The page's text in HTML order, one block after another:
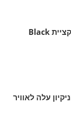
אפל מציגה את קולקציית Black
עלה לאוויר